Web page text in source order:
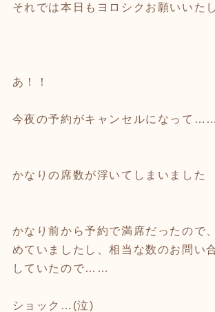
それでは本日もヨロシクお願いいた
あ！！
今夜の予約がキャンセルになって……
かなりの席数が浮いてしまいました
かなり前から予約で満席だったので
めていましたし、相当な数のお問い
していたので……
ショック…(泣)